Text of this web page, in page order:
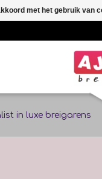
in luxe breigarens
met het gebruik van